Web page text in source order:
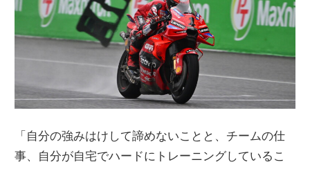
「自分の強みはけして諦めないことと、チームの仕
事、自分が自宅でハードにトレーニングしているこ